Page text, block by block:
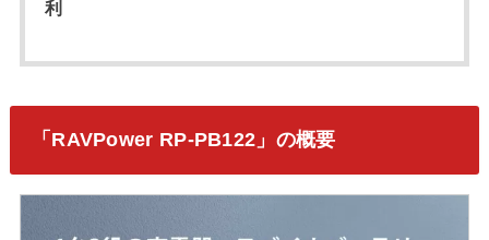
利
「RAVPower RP-PB122」の概要